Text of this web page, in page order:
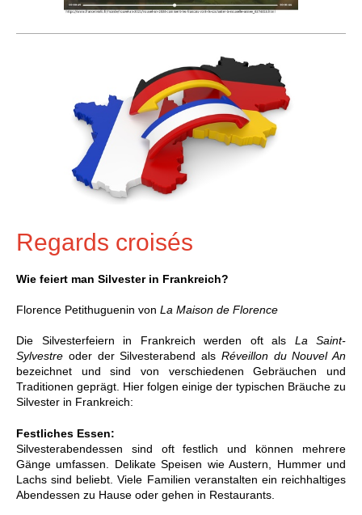
Regards croisés
Wie feiert man Silvester in Frankreich?
Florence Petithuguenin von La Maison de Florence
Die Silvesterfeiern in Frankreich werden oft als La Saint-
Sylvestre oder der Silvesterabend als Réveillon du Nouvel An
bezeichnet und sind von verschiedenen Gebräuchen und
Traditionen geprägt. Hier folgen einige der typischen Bräuche zu
Silvester in Frankreich:
Festliches Essen:
Silvesterabendessen sind oft festlich und können mehrere
Gänge umfassen. Delikate Speisen wie Austern, Hummer und
Lachs sind beliebt. Viele Familien veranstalten ein reichhaltiges
Abendessen zu Hause oder gehen in Restaurants.